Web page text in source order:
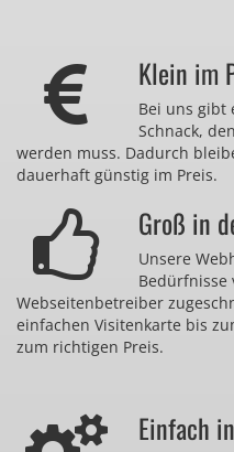
Klein im
Bei uns gibt
Schnack,
werden muss. Dadurch
dauerhaft günstig im Preis.
Groß in
Unsere
Bedürfnisse
Webseitenbetreiber
einfachen Visitenkarte bis
zum richtigen Preis.
Einfach